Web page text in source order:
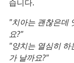
습니다.
"치아는 괜찮은데
요?"
"양치는 열심히 하
가 날까요?"